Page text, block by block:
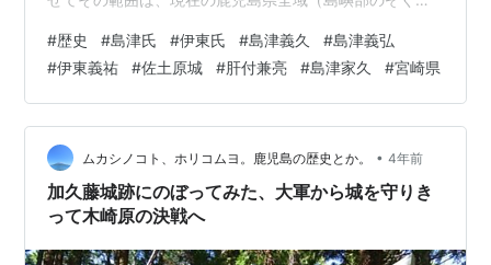
県）の伊東義祐（いとうよしすけ）も、島津氏と争って
きた宿敵である。つぎはこちらへ矛先を向ける。島津義
久・島津忠平（ただひら、島津義弘、よしひろ）・島津
歳久（としひさ）・島津家久（いえひさ）の四兄弟の戦
いは続く。 「三州統一」への宿願 天正2年の島津氏領内
の配置と同盟勢力 伊…
#歴史 #島津氏 #伊東氏 #島津義久 #島津義弘
#伊東義祐 #佐土原城 #肝付兼亮 #島津家久 #宮崎県
ムカシノコト、ホリコムヨ。鹿児島の歴史とか。 • 4年前
加久藤城跡にのぼってみた、大軍から城を守りき
って木崎原の決戦へ